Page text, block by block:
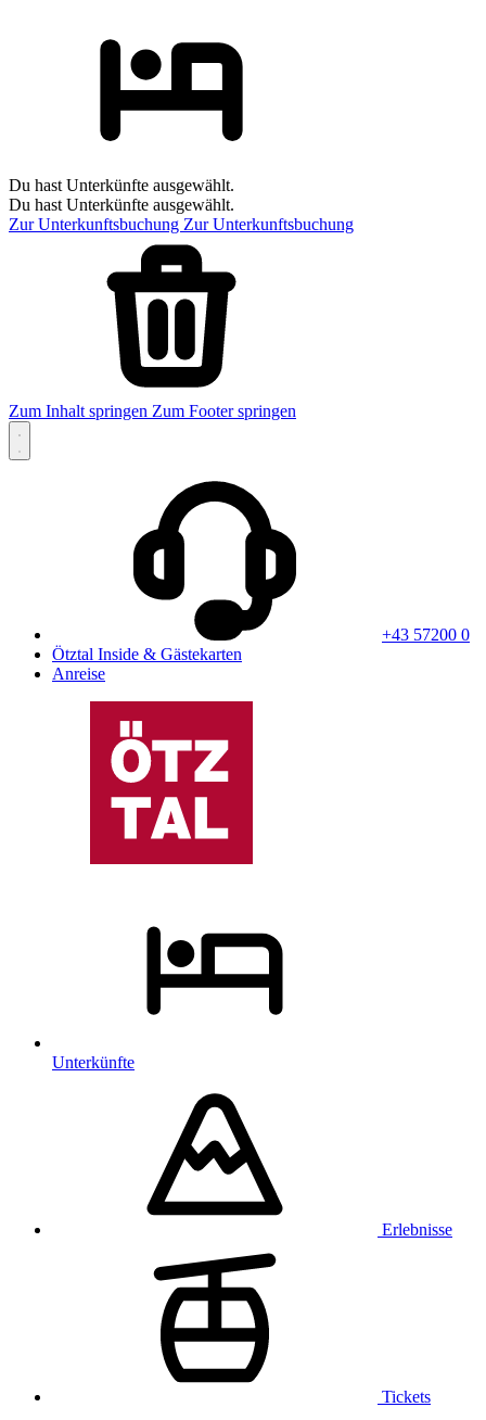
Du hast Unterkünfte ausgewählt.
Du hast Unterkünfte ausgewählt.
Zur Unterkunftsbuchung Zur Unterkunftsbuchung
Zum Inhalt springen Zum Footer springen
+43 57200 0
Ötztal Inside & Gästekarten
Anreise
Unterkünfte
Erlebnisse
Tickets